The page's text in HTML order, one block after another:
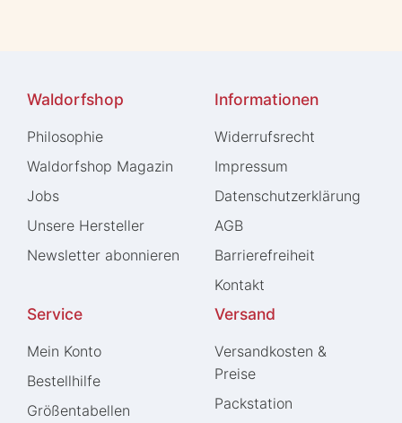
Waldorfshop
Philosophie
Waldorfshop Magazin
Jobs
Unsere Hersteller
Newsletter abonnieren
Informationen
Widerrufs­recht
Impressum
Daten­schutz­erklärung
AGB
Barrierefreiheit
Kontakt
Service
Mein Konto
Bestellhilfe
Größentabellen
Versand
Versandkosten &
Preise
Packstation